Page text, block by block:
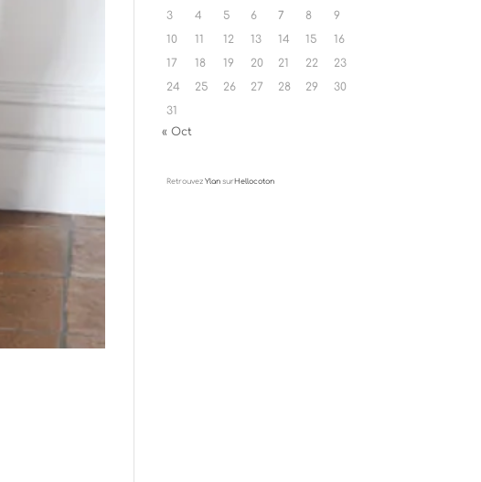
3
4 5 6 7 8
9
10
11 12 13 14 15
16
17
18 19 20 21 22
23
24
25 26 27 28 29
30
31
« Oct
Retrouvez Ylansur Hellocoton